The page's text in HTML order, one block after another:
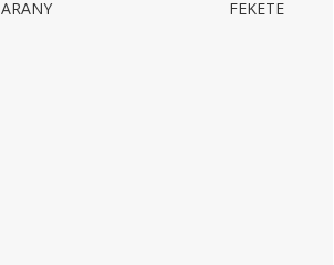
ARANY
FEKETE